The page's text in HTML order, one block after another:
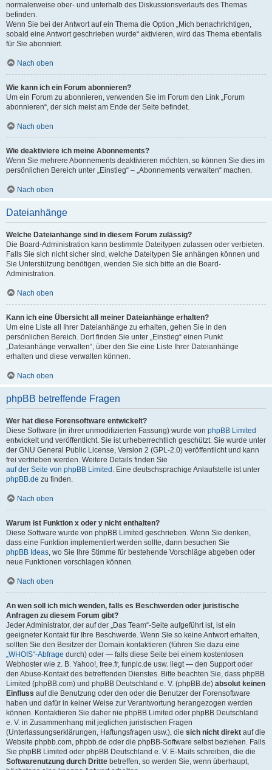
normalerweise ober- und unterhalb des Diskussionsverlaufs des Themas
befinden.
Wenn Sie bei der Antwort auf ein Thema die Option „Mich benachrichtigen,
sobald eine Antwort geschrieben wurde“ aktivieren, wird das Thema ebenfalls
für Sie abonniert.
Nach oben
Wie kann ich ein Forum abonnieren?
Um ein Forum zu abonnieren, verwenden Sie im Forum den Link „Forum
abonnieren“, der sich meist am Ende der Seite befindet.
Nach oben
Wie deaktiviere ich meine Abonnements?
Wenn Sie mehrere Abonnements deaktivieren möchten, so können Sie dies im
persönlichen Bereich unter „Einstieg“ – „Abonnements verwalten“ machen.
Nach oben
Dateianhänge
Welche Dateianhänge sind in diesem Forum zulässig?
Die Board-Administration kann bestimmte Dateitypen zulassen oder verbieten.
Falls Sie sich nicht sicher sind, welche Dateitypen Sie anhängen können und
Sie Unterstützung benötigen, wenden Sie sich bitte an die Board-
Administration.
Nach oben
Kann ich eine Übersicht all meiner Dateianhänge erhalten?
Um eine Liste all Ihrer Dateianhänge zu erhalten, gehen Sie in den
persönlichen Bereich. Dort finden Sie unter „Einstieg“ einen Punkt
„Dateianhänge verwalten“, über den Sie eine Liste Ihrer Dateianhänge
erhalten und diese verwalten können.
Nach oben
phpBB betreffende Fragen
Wer hat diese Forensoftware entwickelt?
Diese Software (in ihrer unmodifizierten Fassung) wurde von phpBB Limited
entwickelt und veröffentlicht. Sie ist urheberrechtlich geschützt. Sie wurde unter
der GNU General Public License, Version 2 (GPL-2.0) veröffentlicht und kann
frei vertrieben werden. Weitere Details finden Sie
auf der Seite von phpBB Limited . Eine deutschsprachige Anlaufstelle ist unter
phpBB.de zu finden.
Nach oben
Warum ist Funktion x oder y nicht enthalten?
Diese Software wurde von phpBB Limited geschrieben. Wenn Sie denken,
dass eine Funktion implementiert werden sollte, dann besuchen Sie
phpBB Ideas, wo Sie Ihre Stimme für bestehende Vorschläge abgeben oder
neue Funktionen vorschlagen können.
Nach oben
An wen soll ich mich wenden, falls es Beschwerden oder juristische
Anfragen zu diesem Forum gibt?
Jeder Administrator, der auf der „Das Team“-Seite aufgeführt ist, ist ein
geeigneter Kontakt für Ihre Beschwerde. Wenn Sie so keine Antwort erhalten,
sollten Sie den Besitzer der Domain kontaktieren (führen Sie dazu eine
„WHOIS“-Abfrage durch) oder — falls diese Seite bei einem kostenlosen
Webhoster wie z. B. Yahoo!, free.fr, funpic.de usw. liegt — den Support oder
den Abuse-Kontakt des betreffenden Dienstes. Bitte beachten Sie, dass phpBB
Limited (phpBB.com) und phpBB Deutschland e. V. (phpBB.de) absolut keinen
Einfluss auf die Benutzung oder den oder die Benutzer der Forensoftware
haben und dafür in keiner Weise zur Verantwortung herangezogen werden
können. Kontaktieren Sie daher nie phpBB Limited oder phpBB Deutschland
e. V. in Zusammenhang mit jeglichen juristischen Fragen
(Unterlassungserklärungen, Haftungsfragen usw.), die sich nicht direkt auf die
Website phpbb.com, phpbb.de oder die phpBB-Software selbst beziehen. Falls
Sie phpBB Limited oder phpBB Deutschland e. V. E-Mails schreiben, die die
Softwarenutzung durch Dritte betreffen, so werden Sie, wenn überhaupt,